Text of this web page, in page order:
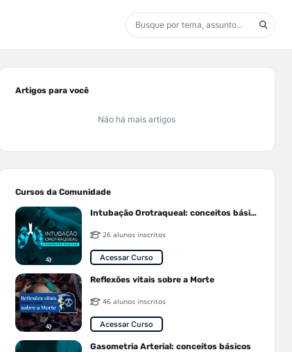
Artigos para você
Não há mais artigos
Cursos da Comunidade
Intubação Orotraqueal: conceitos básicos
26 alunos inscritos
Acessar Curso
Reflexões vitais sobre a Morte
46 alunos inscritos
Acessar Curso
Gasometria Arterial: conceitos básicos